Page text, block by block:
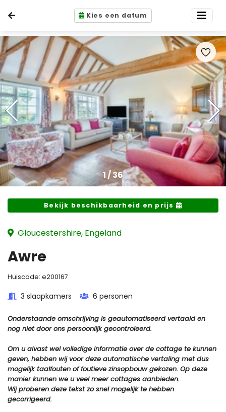
Kies een datum
1/36
Bekijk beschikbaarheid en prijs
Gloucestershire, Engeland
Awre
Huiscode: e200167
3 slaapkamers 6 personen
Onderstaande omschrijving is geautomatiseerd vertaald en
nog niet door ons persoonlijk gecontroleerd.
Om u alvast wel volledige informatie over de cottage te kunnen
geven, hebben wij voor deze automatische vertaling met dus
mogelijk taalfouten of foutieve zinsopbouw gekozen. Op deze
manier kunnen we u veel meer cottages aanbieden.
Wij proberen deze tekst zo snel mogelijk te hebben
gecorrigeerd.